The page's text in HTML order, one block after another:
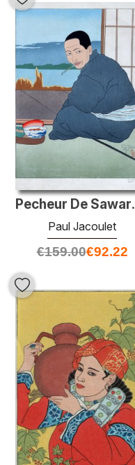
Paul Jacoulet
€159.00€92.22